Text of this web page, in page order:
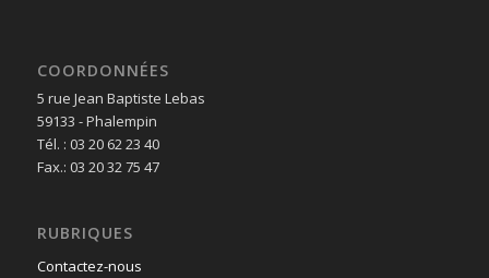
COORDONNÉES
5 rue Jean Baptiste Lebas
59133 - Phalempin
Tél. : 03 20 62 23 40
Fax.: 03 20 32 75 47
RUBRIQUES
Contactez-nous